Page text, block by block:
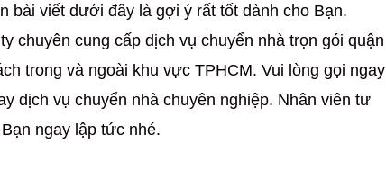
bài viết dưới đây là gợi ý rất tốt dành cho Bạn.
chuyên cung cấp dịch vụ chuyển nhà trọn gói quận
trong và ngoài khu vực TPHCM. Vui lòng gọi ngay
dịch vụ chuyển nhà chuyên nghiệp. Nhân viên tư
ngay lập tức nhé.